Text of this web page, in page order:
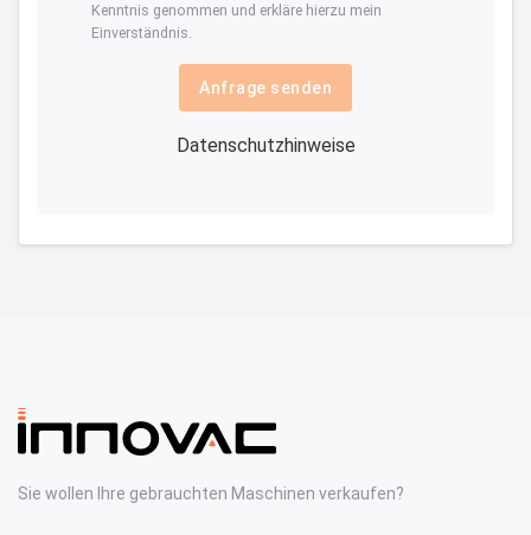
Kenntnis genommen und erkläre hierzu mein
Einverständnis.
Anfrage senden
Datenschutzhinweise
Sie wollen Ihre gebrauchten Maschinen verkaufen?